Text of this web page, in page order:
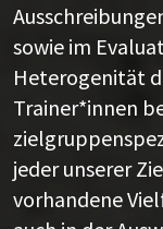
sowie im
Heterogenität
Trainer*innen
jeder unserer
vorhandene